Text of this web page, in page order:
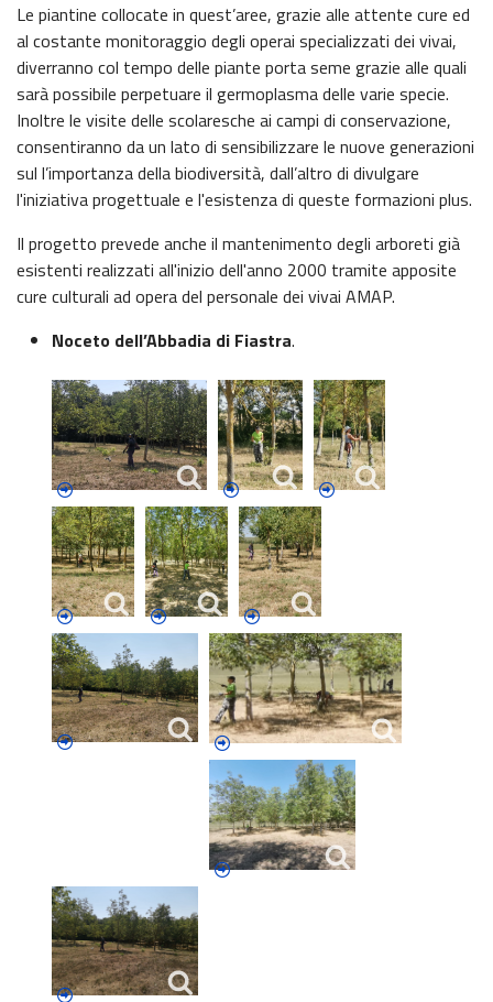
Le piantine collocate in quest’aree, grazie alle attente cure ed
al costante monitoraggio degli operai specializzati dei vivai,
diverranno col tempo delle piante porta seme grazie alle quali
sarà possibile perpetuare il germoplasma delle varie specie.
Inoltre le visite delle scolaresche ai campi di conservazione,
consentiranno da un lato di sensibilizzare le nuove generazioni
sul l’importanza della biodiversità, dall’altro di divulgare
l'iniziativa progettuale e l'esistenza di queste formazioni plus.
Il progetto prevede anche il mantenimento degli arboreti già
esistenti realizzati all'inizio dell'anno 2000 tramite apposite
cure culturali ad opera del personale dei vivai AMAP.
Noceto dell’Abbadia di Fiastra.